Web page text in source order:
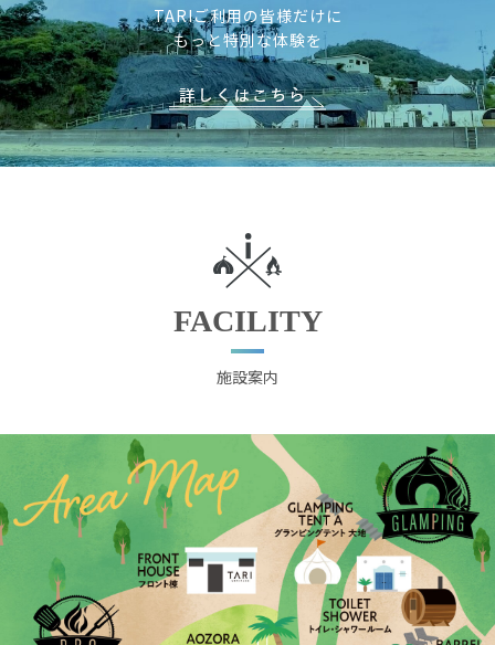
TARIご利用の皆様だけに
もっと特別な体験を
FACILITY
施設案内